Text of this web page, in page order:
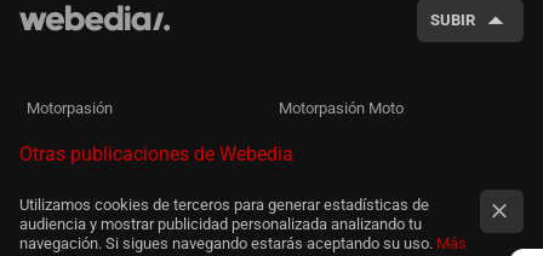
SUBIR
Motorpasión Motorpasión Moto
Otras publicaciones de Webedia
Utilizamos cookies de terceros para generar estadísticas de
audiencia y mostrar publicidad personalizada analizando tu
navegación. Si sigues navegando estarás aceptando su uso. Más